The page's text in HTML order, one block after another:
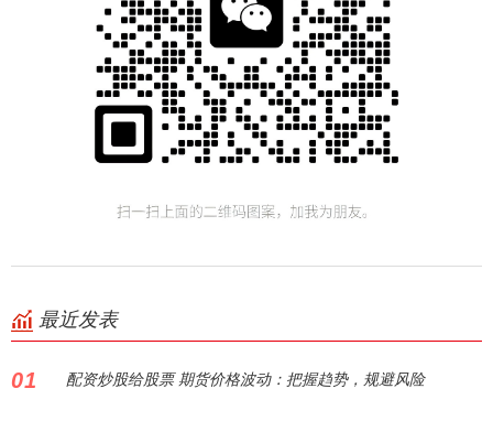
最近发表
01 配资炒股给股票 期货价格波动：把握趋势，规避风险